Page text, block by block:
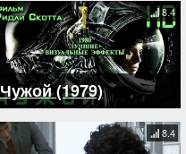
Чужой (1979)
8.4
8.4